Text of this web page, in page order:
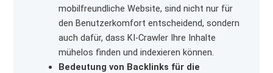
mobilfreundliche Website, sind nicht nur für
den Benutzerkomfort entscheidend, sondern
auch dafür, dass KI-Crawler Ihre Inhalte
mühelos finden und indexieren können.
Bedeutung von Backlinks für die